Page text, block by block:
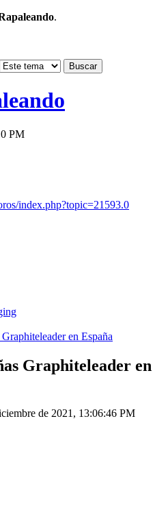
.
PM
index.php?topic=21593.0
en España
Graphiteleader en
de 2021, 13:06:46 PM